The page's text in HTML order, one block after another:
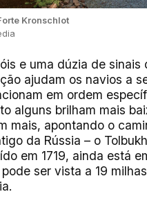
Kronschlot
e uma dúzia de sinais
ajudam os navios a
em ordem
alguns brilham mais
mais, apontando o
da Rússia – o
em 1719, ainda está
ser vista a 19